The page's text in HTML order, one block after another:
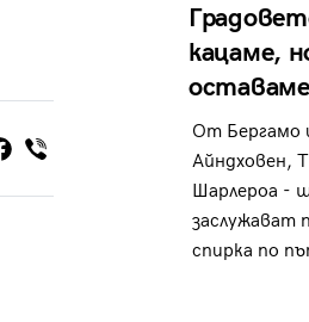
кацаме,
От Бергамо
Айндховен,
Шарлероа -
заслужават
спирка по